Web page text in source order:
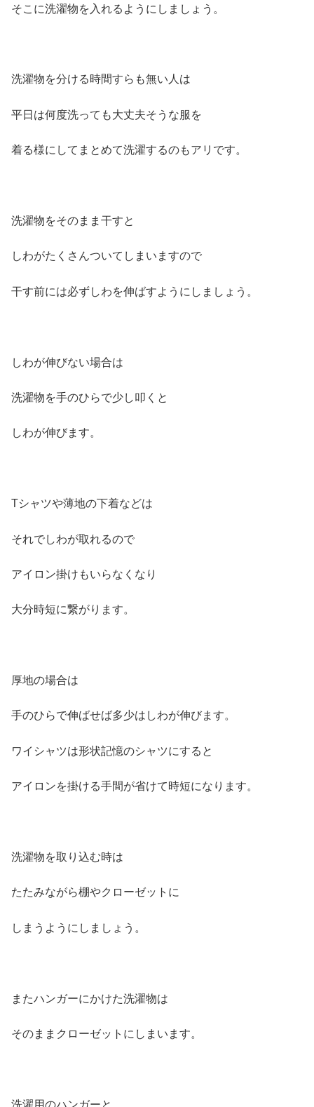
そこに洗濯物を入れるようにしましょう。
洗濯物を分ける時間すらも無い人は
平日は何度洗っても大丈夫そうな服を
着る様にしてまとめて洗濯するのもアリです。
洗濯物をそのまま干すと
しわがたくさんついてしまいますので
干す前には必ずしわを伸ばすようにしましょう。
しわが伸びない場合は
洗濯物を手のひらで少し叩くと
しわが伸びます。
Tシャツや薄地の下着などは
それでしわが取れるので
アイロン掛けもいらなくなり
大分時短に繋がります。
厚地の場合は
手のひらで伸ばせば多少はしわが伸びます。
ワイシャツは形状記憶のシャツにすると
アイロンを掛ける手間が省けて時短になります。
洗濯物を取り込む時は
たたみながら棚やクローゼットに
しまうようにしましょう。
またハンガーにかけた洗濯物は
そのままクローゼットにしまいます。
洗濯用のハンガーと